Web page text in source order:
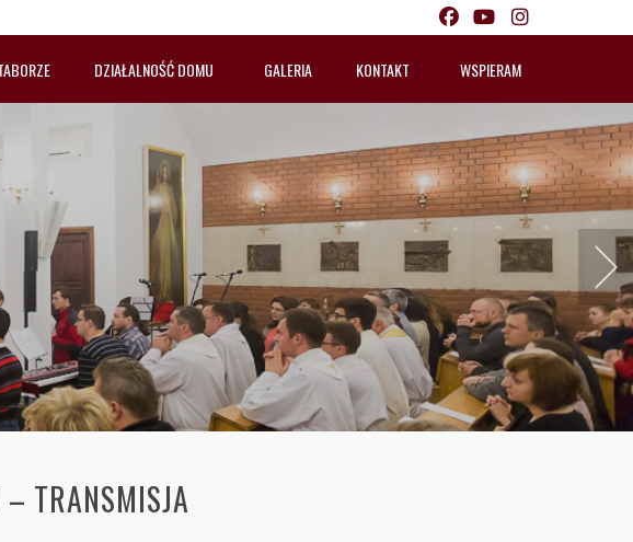
DZIAŁALNOŚĆ DOMU GALERIA KONTAKT WSPIERAM
– TRANSMISJA